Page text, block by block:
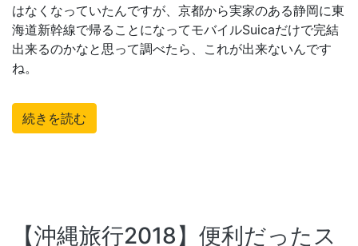
はなくなっていたんですが、京都から実家のある静岡に東
海道新幹線で帰ることになってモバイルSuicaだけで完結
出来るのかなと思って調べたら、これが出来ないんです
ね。
続きを読む
【沖縄旅行2018】便利だったス